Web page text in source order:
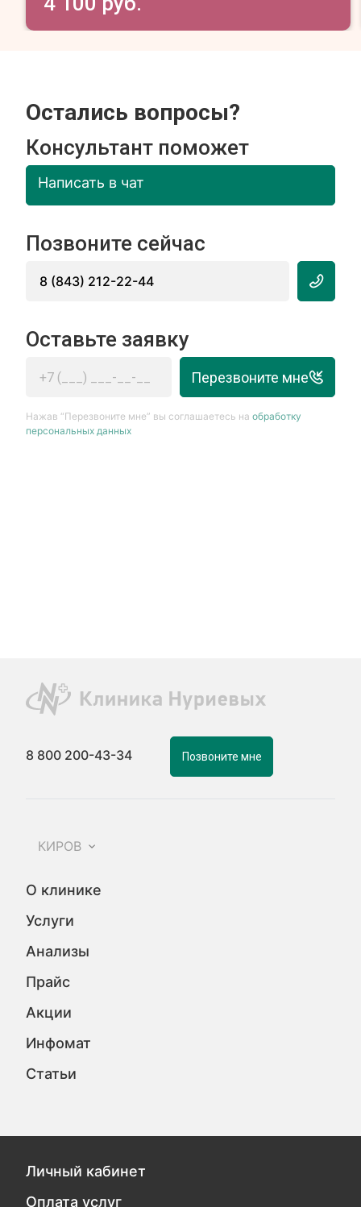
Остались вопросы?
Консультант поможет
Написать в чат
Позвоните сейчас
8 (843) 212-22-44
Оставьте заявку
Перезвоните мне
Нажав “Перезвоните мне” вы соглашаетесь наобработку
персональных данных
8 800 200-43-34 Позвоните мне
КИРОВ
О клинике
Услуги
Анализы
Прайс
Акции
Инфомат
Статьи
Личный кабинет
Оплата услуг